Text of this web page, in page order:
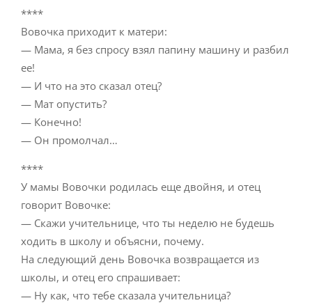
****
Вовочка приходит к матери:
— Мама, я без спросу взял папину машину и разбил
ее!
— И что на это сказал отец?
— Мат опустить?
— Конечно!
— Он промолчал…
****
У мамы Вовочки родилась еще двойня, и отец
говорит Вовочке:
— Скажи учительнице, что ты неделю не будешь
ходить в школу и объясни, почему.
На следующий день Вовочка возвращается из
школы, и отец его спрашивает:
— Ну как, что тебе сказала учительница?